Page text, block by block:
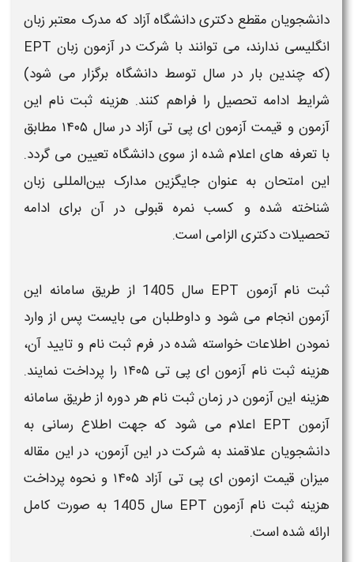
دانشجویان مقطع دکتری دانشگاه آزاد که مدرک معتبر زبان
انگلیسی ندارند، می‌ توانند با شرکت در آزمون زبان EPT
(که چندین بار در سال توسط دانشگاه برگزار می‌ شود)
شرایط ادامه تحصیل را فراهم کنند. هزینه ثبت نام این
آزمونو قیمت آزمون ای پی تی آزاددر سال
مطابق
با تعرفه‌ های اعلام شده از سوی دانشگاه تعیین می‌ گردد.
این امتحان به عنوان جایگزین مدارک بین‌المللی زبان
شناخته شده و کسب نمره قبولی در آن برای ادامه
تحصیلات دکتری الزامی است.
ثبت نام آزمون EPT سال 1405
از طریق سامانه این
آزمونانجام می شود و داوطلبان می بایست پس از وارد
نمودن اطلاعات خواسته شده در فرم ثبت نام و تایید آن،
هزینه ثبت نام آزمون ای پی تی ۱۴۰۵
را پرداخت نمایند.
هزینه اینآزمون در زمانثبت نامهر دوره از طریق سامانه
آزمون EPT
اعلام می شود که جهت اطلاع رسانی به
دانشجویان علاقمند به شرکت در اینآزمون، در این مقاله
میزان قیمت ازمون ای پی تی آزاد ۱۴۰۵
و نحوه پرداخت
هزینه ثبت نام آزمون EPT سال 1405
به صورت کامل
ارائه شده است.